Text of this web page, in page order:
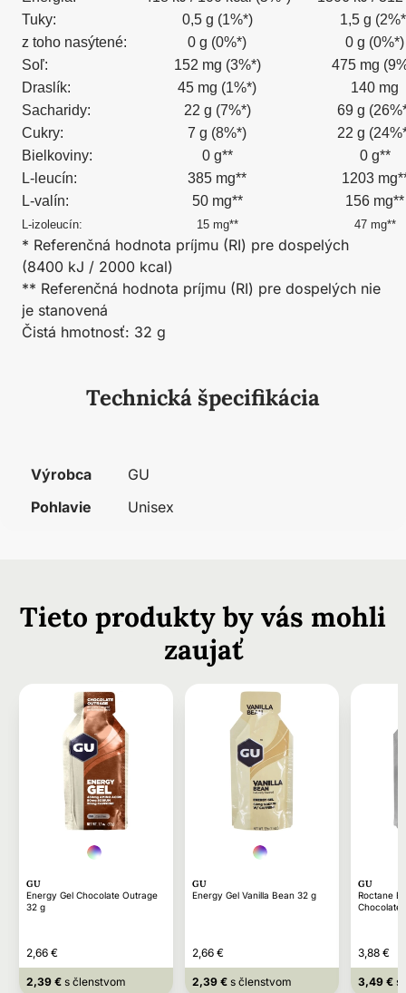
Tuky:
0,5 g (1%*)
1,5 g
z toho nasýtené:
0 g (0%*)
0 g (0%*)
Soľ:
152 mg (3%*)
475 mg
Draslík:
45 mg (1%*)
140 mg
Sacharidy:
22 g (7%*)
69 g
Cukry:
7 g (8%*)
22 g
Bielkoviny:
0 g**
0 g**
L-leucín:
385 mg**
1203
L-valín:
50 mg** 156 mg**
L-izoleucín: 15 mg** 47 mg**
* Referenčná hodnota príjmu (RI) pre dospelých
(8400 kJ / 2000 kcal)
** Referenčná hodnota príjmu (RI) pre dospelých nie
je stanovená
Čistá hmotnosť: 32 g
Technická špecifikácia
Výrobca
GU
Pohlavie
Unisex
Tieto produkty by vás mohli
zaujať
GU
Energy Gel Chocolate Outrage
32 g
2,66 €
2,39 € s členstvom
GU
Energy Gel Vanilla Bean 32 g
2,66 €
2,39 € s členstvom
GU
Roctane
Chocolate
3,88 €
3,49 € s